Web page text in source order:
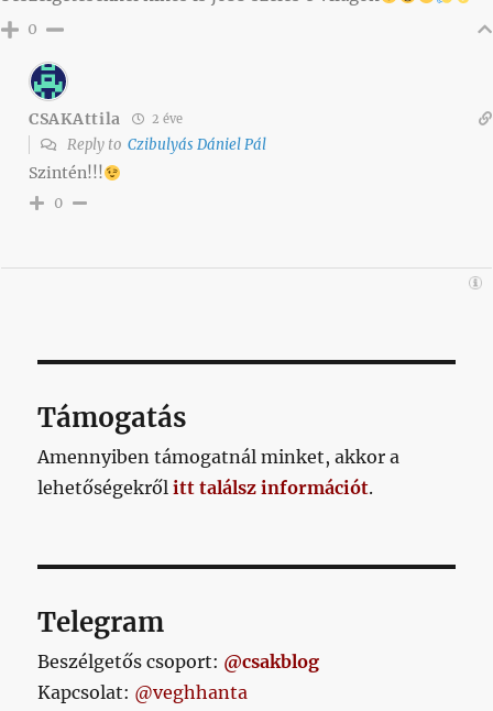
0
CSAKAttila 2 éve
Reply to Czibulyás Dániel Pál
Szintén!!!
0
Támogatás
Amennyiben támogatnál minket, akkor a
lehetőségekrőlitt találsz információt.
Telegram
Beszélgetős csoport: @csakblog
Kapcsolat: @veghhanta